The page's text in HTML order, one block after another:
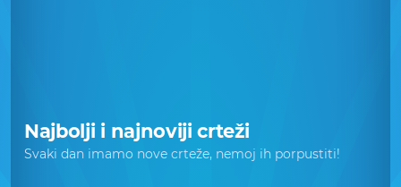
Najbolji i najnoviji crteži
Svaki dan imamo nove crteže, nemoj ih porpustiti!